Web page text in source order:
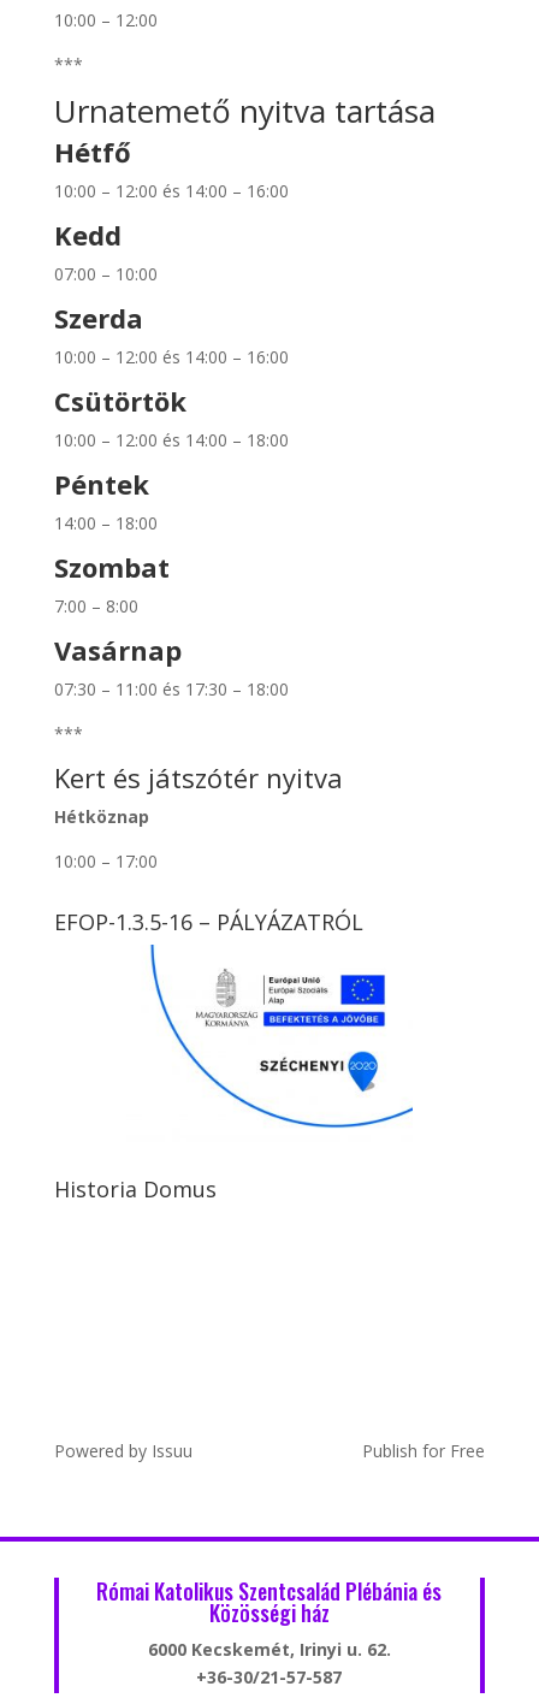
10:00 – 12:00
***
Urnatemető nyitva tartása
Hétfő
10:00 – 12:00 és 14:00 – 16:00
Kedd
07:00 – 10:00
Szerda
10:00 – 12:00 és 14:00 – 16:00
Csütörtök
10:00 – 12:00 és 14:00 – 18:00
Péntek
14:00 – 18:00
Szombat
7:00 – 8:00
Vasárnap
07:30 – 11:00 és 17:30 – 18:00
***
Kert és játszótér nyitva
Hétköznap
10:00 – 17:00
EFOP-1.3.5-16 – PÁLYÁZATRÓL
Historia Domus
Powered by Issuu Publish for Free
Római Katolikus Szentcsalád Plébánia és
Közösségi ház
6000 Kecskemét, Irinyi u. 62.
+36-30/21-57-587